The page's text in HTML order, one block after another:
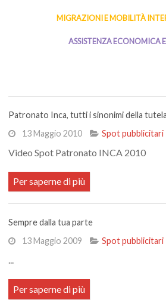
MIGRAZIONI E MOBILITÀ
ASSISTENZA ECONOMICA
Patronato Inca, tutti i sinonimi della tutela
13 Maggio 2010
Spot pubblicitari
Video Spot Patronato INCA 2010
Per saperne di più
Sempre dalla tua parte
13 Maggio 2009
Spot pubblicitari
...
Per saperne di più